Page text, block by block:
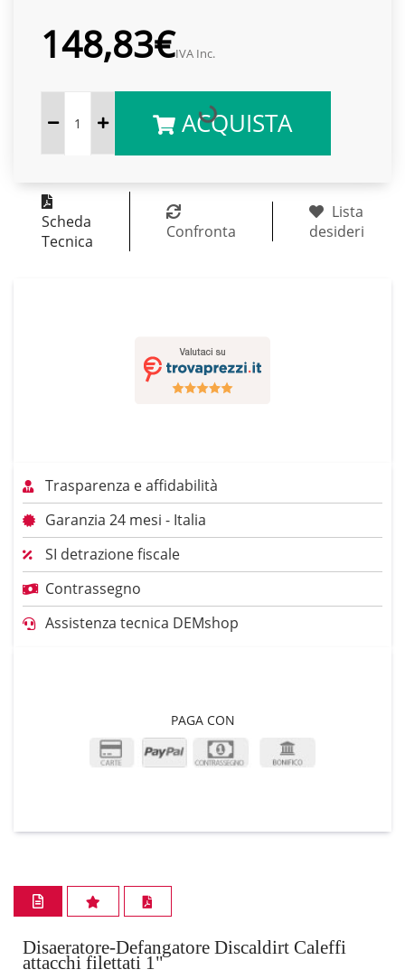
148,83€IVA Inc.
ACQUISTA
Scheda
Tecnica
Confronta
Lista
desideri
Trasparenza e affidabilità
Garanzia 24 mesi - Italia
SI detrazione fiscale
Contrassegno
Assistenza tecnica DEMshop
PAGA CON
Disaeratore-Defangatore Discaldirt Caleffi
attacchi filettati 1"